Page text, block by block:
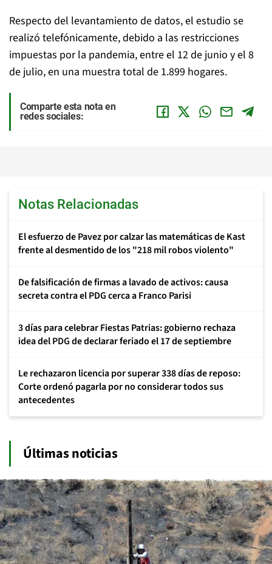
Respecto del levantamiento de datos, el estudio se
realizó telefónicamente, debido a las restricciones
impuestas por la pandemia, entre el 12 de junio y el 8
de julio, en una muestra total de 1.899 hogares.
Comparte esta nota en
redes sociales:
Notas Relacionadas
El esfuerzo de Pavez por calzar las matemáticas de Kast
frente al desmentido de los "218 mil robos violento"
De falsificación de firmas a lavado de activos: causa
secreta contra el PDG cerca a Franco Parisi
3 días para celebrar Fiestas Patrias: gobierno rechaza
idea del PDG de declarar feriado el 17 de septiembre
Le rechazaron licencia por superar 338 días de reposo:
Corte ordenó pagarla por no considerar todos sus
antecedentes
Últimas noticias